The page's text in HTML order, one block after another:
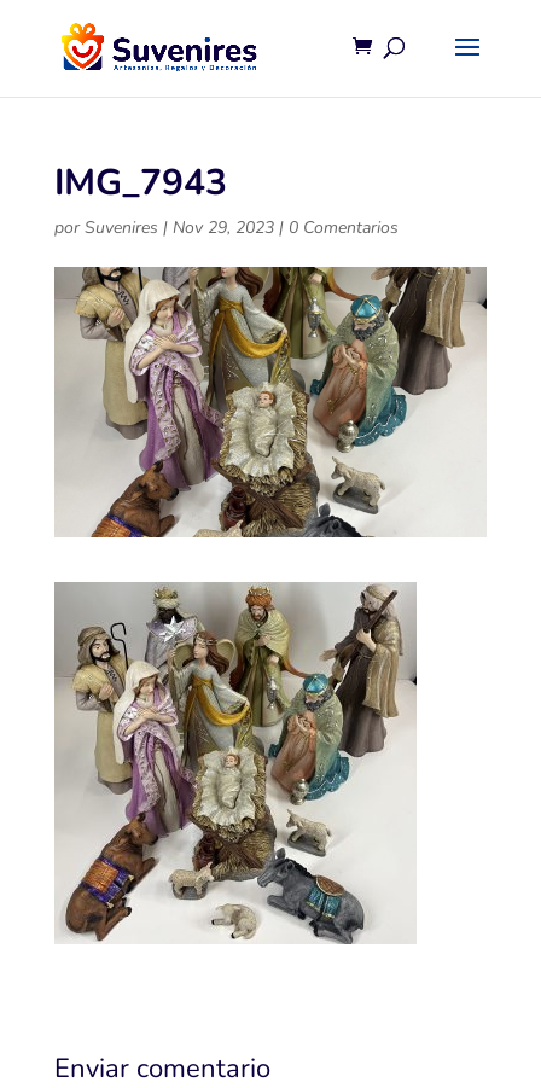
IMG_7943
porSuvenires | Nov 29, 2023| 0 Comentarios
Enviar comentario